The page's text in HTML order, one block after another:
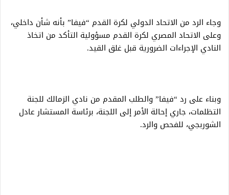
وجاء الرد من الاتحاد الدولي لكرة القدم “فيفا” بأنه شأن داخلي،
وعلى الاتحاد المصري لكرة القدم مسؤولية التأكد من اتخاذ
النادي الإجراءات الضرورية قبل غلق القيد.
وبناء على رد “فيفا” والطلب المقدم من نادي الزمالك للجنة
التظلمات، جاري إحالة الأمر إلى اللجنة، برئاسة المستشار عادل
الشوربجي، للفحص والرد.